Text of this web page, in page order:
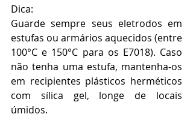
Dica:
Guarde sempre seus eletrodos em
estufas ou armários aquecidos (entre
100°C e 150°C para os E7018). Caso
não tenha uma estufa, mantenha-os
em recipientes plásticos herméticos
com sílica gel, longe de locais
úmidos.